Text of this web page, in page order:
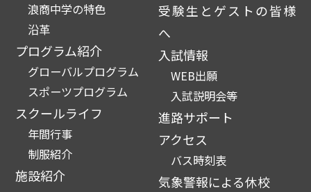
浪商中学の特色
沿革
プログラム紹介
グローバルプログラム
スポーツプログラム
スクールライフ
年間行事
制服紹介
施設紹介
受験生とゲストの皆様
へ
入試情報
WEB出願
入試説明会等
進路サポート
アクセス
バス時刻表
気象警報による休校